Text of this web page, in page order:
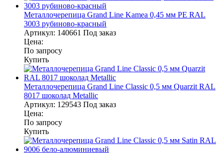
Металлочерепица Grand Line Kamea 0,45 мм PE RAL
3003 рубиново-красный
Артикул: 140661 Под заказ
Цена:
По запросу
Купить
Металлочерепица Grand Line Classic 0,5 мм Quarzit RAL
8017 шоколад Metallic
Артикул: 129543 Под заказ
Цена:
По запросу
Купить